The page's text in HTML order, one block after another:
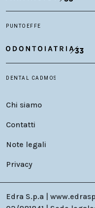
Chi siamo
Contatti
Note legali
Privacy
Edra S.p.a |